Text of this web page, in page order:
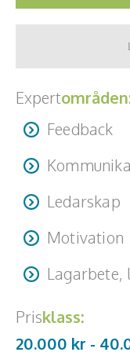
Expert
Feedback
Ledarskap
Motivation
Prisklass:
20.000 kr -